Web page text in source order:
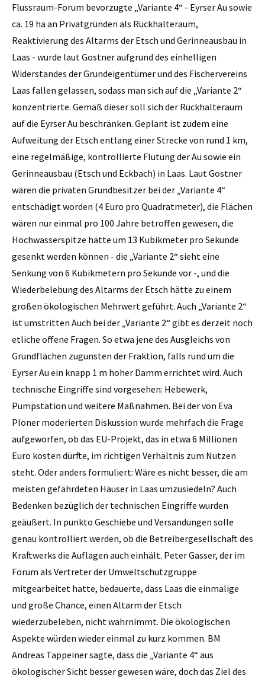
Flussraum-Forum bevorzugte „Variante 4“ - Eyrser Au sowie
ca. 19 ha an Privatgründen als Rückhalteraum,
Reaktivierung des Altarms der Etsch und Gerinneausbau in
Laas - wurde laut Gostner aufgrund des einhelligen
Widerstandes der Grundeigentümer und des Fischervereins
Laas fallen gelassen, sodass man sich auf die „Variante 2“
konzentrierte. Gemäß dieser soll sich der Rückhalteraum
auf die Eyrser Au beschränken. Geplant ist zudem eine
Aufweitung der Etsch entlang einer Strecke von rund 1 km,
eine regelmäßige, kontrollierte Flutung der Au sowie ein
Gerinneausbau (Etsch und Eckbach) in Laas. Laut Gostner
wären die privaten Grundbesitzer bei der „Variante 4“
entschädigt worden (4 Euro pro Quadratmeter), die Flächen
wären nur einmal pro 100 Jahre betroffen gewesen, die
Hochwasserspitze hätte um 13 Kubikmeter pro Sekunde
gesenkt werden können - die „Variante 2“ sieht eine
Senkung von 6 Kubikmetern pro Sekunde vor -, und die
Wiederbelebung des Altarms der Etsch hätte zu einem
großen ökologischen Mehrwert geführt. Auch „Variante 2“
ist umstritten Auch bei der „Variante 2“ gibt es derzeit noch
etliche offene Fragen. So etwa jene des Ausgleichs von
Grundflächen zugunsten der Fraktion, falls rund um die
Eyrser Au ein knapp 1 m hoher Damm errichtet wird. Auch
technische Eingriffe sind vorgesehen: Hebewerk,
Pumpstation und weitere Maßnahmen. Bei der von Eva
Ploner moderierten Diskussion wurde mehrfach die Frage
aufgeworfen, ob das EU-Projekt, das in etwa 6 Millionen
Euro kosten dürfte, im richtigen Verhältnis zum Nutzen
steht. Oder anders formuliert: Wäre es nicht besser, die am
meisten gefährdeten Häuser in Laas umzusiedeln? Auch
Bedenken bezüglich der technischen Eingriffe wurden
geäußert. In punkto Geschiebe und Versandungen solle
genau kontrolliert werden, ob die Betreibergesellschaft des
Kraftwerks die Auflagen auch einhält. Peter Gasser, der im
Forum als Vertreter der Umweltschutzgruppe
mitgearbeitet hatte, bedauerte, dass Laas die einmalige
und große Chance, einen Altarm der Etsch
wiederzubeleben, nicht wahrnimmt. Die ökologischen
Aspekte würden wieder einmal zu kurz kommen. BM
Andreas Tappeiner sagte, dass die ­„Variante 4“ aus
ökologischer Sicht besser gewesen wäre, doch das Ziel des